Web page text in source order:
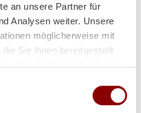
an unsere Partner für
Analysen weiter. Unsere
möglicherweise mit
Sie ihnen bereitgestellt
Ihrer Nutzung der Dienste
18:00 Uhr